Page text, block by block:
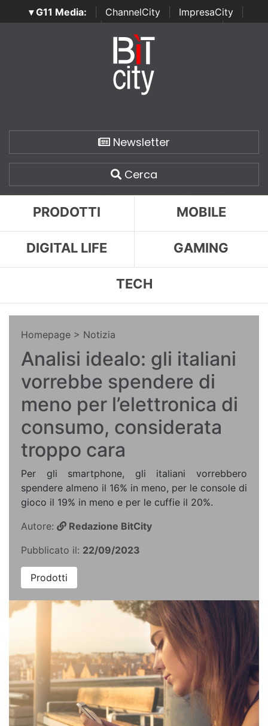
▾ G11 Media: ChannelCity ImpresaCity
SecurityOpenLab | Italian Channel Awards | Italian
Italian Security Awards
Newsletter
Cerca
PRODOTTI MOBILE
DIGITAL LIFE GAMING
TECH
Homepage > Notizia
Analisi idealo: gli italiani
vorrebbe spendere di
meno per l’elettronica di
consumo, considerata
troppo cara
Per gli smartphone, gli italiani vorrebbero
spendere almeno il 16% in meno, per le console di
gioco il 19% in meno e per le cuffie il 20%.
Autore:
Redazione BitCity
Pubblicato il: 22/09/2023
Prodotti